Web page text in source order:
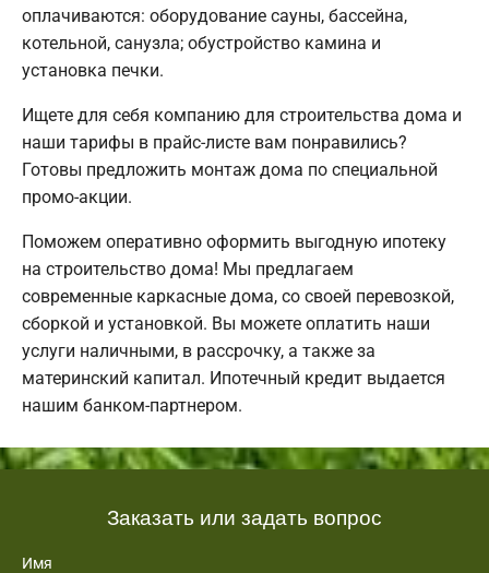
оплачиваются: оборудование сауны, бассейна,
котельной, санузла; обустройство камина и
установка печки.
Ищете для себя компанию для строительства дома и
наши тарифы в прайс-листе вам понравились?
Готовы предложить монтаж дома по специальной
промо-акции.
Поможем оперативно оформить выгодную ипотеку
на строительство дома! Мы предлагаем
современные каркасные дома, со своей перевозкой,
сборкой и установкой. Вы можете оплатить наши
услуги наличными, в рассрочку, а также за
материнский капитал. Ипотечный кредит выдается
нашим банком-партнером.
Заказать или задать вопрос
Имя